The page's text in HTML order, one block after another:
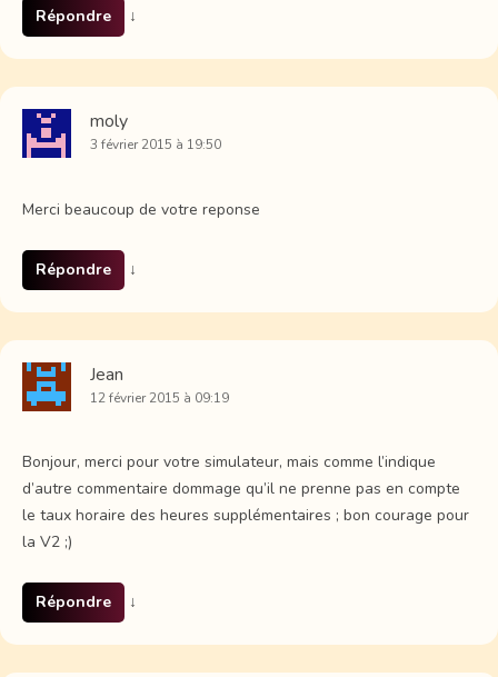
Répondre ↓
moly
3 février 2015 à 19:50
Merci beaucoup de votre reponse
Répondre ↓
Jean
12 février 2015 à 09:19
Bonjour, merci pour votre simulateur, mais comme l’indique
d’autre commentaire dommage qu’il ne prenne pas en compte
le taux horaire des heures supplémentaires ; bon courage pour
la V2 ;)
Répondre ↓